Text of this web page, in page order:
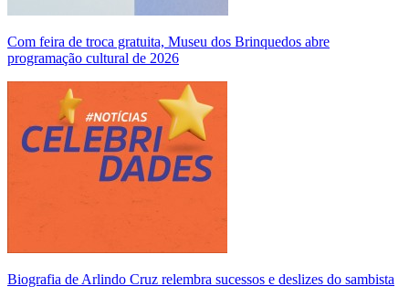
Com feira de troca gratuita, Museu dos Brinquedos abre
programação cultural de 2026
Biografia de Arlindo Cruz relembra sucessos e deslizes do sambista